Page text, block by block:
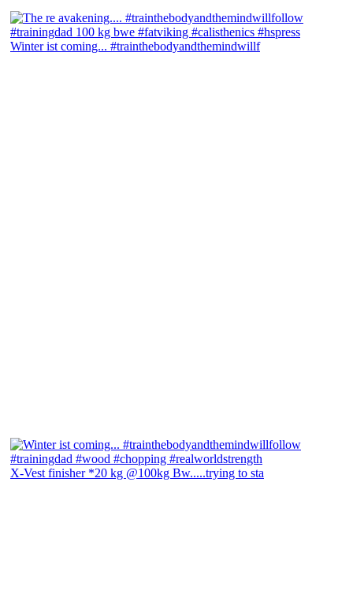
Winter ist coming... #trainthebodyandthemindwillf
X-Vest finisher *20 kg @100kg Bw.....trying to sta